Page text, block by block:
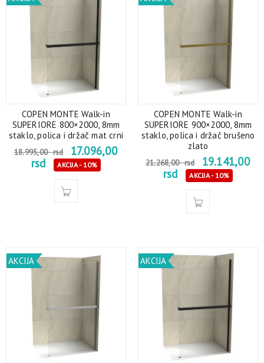
COPEN MONTE Walk-in
SUPERIORE 800×2000, 8mm
staklo, polica i držač mat crni
18.995,00rsd
17.096,00
rsd
AKCIJA - 10%
COPEN MONTE Walk-in
SUPERIORE 900×2000, 8mm
staklo, polica i držač brušeno
zlato
21.268,00rsd
19.141,00
rsd
AKCIJA - 10%
AKCIJA AKCIJA